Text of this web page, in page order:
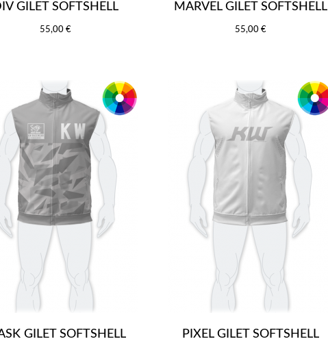
GILET SOFTSHELL
55,00 €
MARVEL GILET SOFTSHELL
55,00 €
GILET SOFTSHELL PIXEL GILET SOFTSHELL